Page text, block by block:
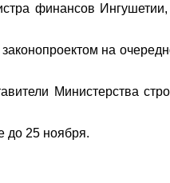
финансов
на
Министерства
до 25 ноября.